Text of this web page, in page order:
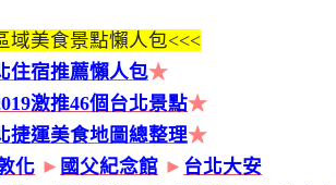
域美食景點懶人包<<<
住宿推薦懶人包★
激推46個台北景點★
捷運美食地圖總整理★
化 ► 國父紀念館 ► 台北大安